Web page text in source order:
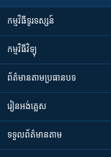
កម្មវិធី​ទូរទស្សន៍
កម្មវិធី​វិទ្យុ
ព័ត៌មាន​តាមប្រធានបទ​
រៀន​​អង់គ្លេស
ទទួល​ព័ត៌មាន​តាម